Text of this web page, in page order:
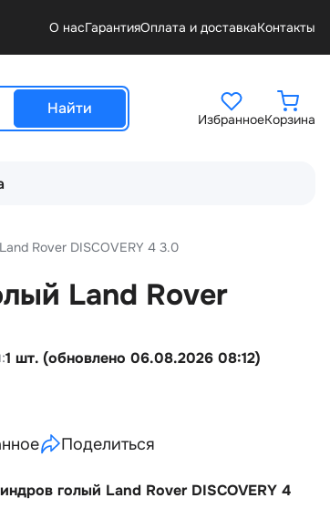
О насГарантияОплата и доставкаКонтакты
Найти
ИзбранноеКорзина
Rover DISCOVERY 4 3.0
Land Rover
1 шт. (обновлено 06.08.2026 08:12)
Поделиться
голый Land Rover DISCOVERY 4